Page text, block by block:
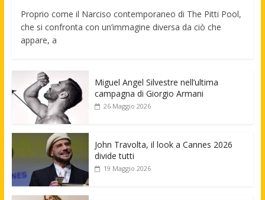
Proprio come il Narciso contemporaneo di The Pitti Pool,
che si confronta con un’immagine diversa da ciò che
appare, a
Miguel Angel Silvestre nell’ultima
campagna di Giorgio Armani
26 Maggio 2026
John Travolta, il look a Cannes 2026
divide tutti
19 Maggio 2026